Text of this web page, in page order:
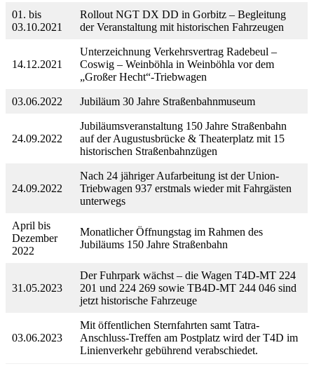
01. bis
03.10.2021
Rollout NGT DX DD in Gorbitz – Begleitung
der Veranstaltung mit historischen Fahrzeugen
14.12.2021
Unterzeichnung Verkehrsvertrag Radebeul –
Coswig – Weinböhla in Weinböhla vor dem
„Großer Hecht“-Triebwagen
03.06.2022 Jubiläum 30 Jahre Straßenbahnmuseum
24.09.2022
Jubiläumsveranstaltung 150 Jahre Straßenbahn
auf der Augustusbrücke & Theaterplatz mit 15
historischen Straßenbahnzügen
24.09.2022
Nach 24 jähriger Aufarbeitung ist der Union-
Triebwagen 937 erstmals wieder mit Fahrgästen
unterwegs
April bis
Dezember
2022
Monatlicher Öffnungstag im Rahmen des
Jubiläums 150 Jahre Straßenbahn
31.05.2023
Der Fuhrpark wächst – die Wagen T4D-MT 224
201 und 224 269 sowie TB4D-MT 244 046 sind
jetzt historische Fahrzeuge
03.06.2023
Mit öffentlichen Sternfahrten samt Tatra-
Anschluss-Treffen am Postplatz wird der T4D im
Linienverkehr gebührend verabschiedet.